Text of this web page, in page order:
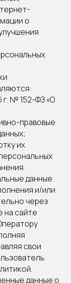
о
г. № 152-ФЗ «О
правовые
их
данные
и/или
через
на сайте
свои
данные о